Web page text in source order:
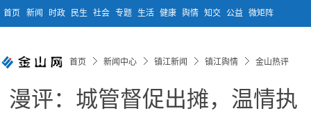
首页 新闻 时政 民生 社会 专题 生活 健康 舆情 知交 公益 微矩阵
首页 新闻中心 镇江新闻 镇江舆情 金山热评
漫评：城管督促出摊，温情执